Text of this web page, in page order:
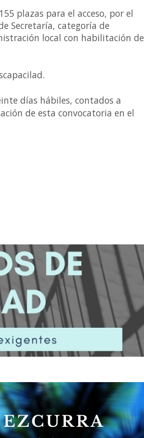
plazas para el acceso, por el
Secretaría, categoría de
local con habilitación de
días hábiles, contados a
de esta convocatoria en el